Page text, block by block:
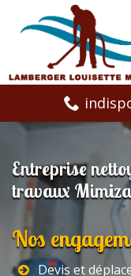
Entreprise
travaux
Nos
Devis et